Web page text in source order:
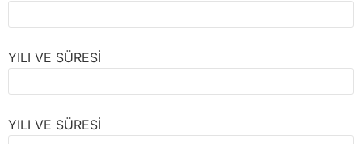
YILI VE SÜRESİ
YILI VE SÜRESİ